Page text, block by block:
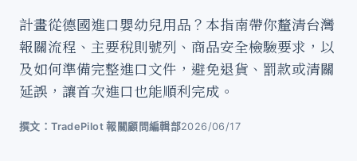
計畫從德國進口嬰幼兒用品？本指南帶你釐清台灣
報關流程、主要稅則號列、商品安全檢驗要求，以
及如何準備完整進口文件，避免退貨、罰款或清關
延誤，讓首次進口也能順利完成。
撰文：TradePilot 報關顧問編輯部2026/06/17